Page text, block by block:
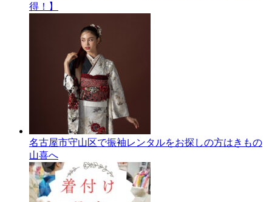
得！】
名古屋市守山区で振袖レンタルをお探しの方はきもの
山喜へ